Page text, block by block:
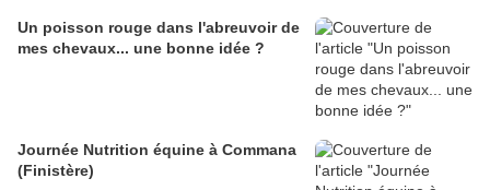
Un poisson rouge dans l'abreuvoir de
mes chevaux... une bonne idée ?
Journée Nutrition équine à Commana
(Finistère)